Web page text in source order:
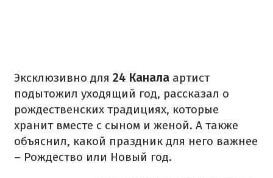
Эксклюзивно для 24 Канала артист
подытожил уходящий год, рассказал о
рождественских традициях, которые
хранит вместе с сыном и женой. А также
объяснил, какой праздник для него важнее
– Рождество или Новый год.